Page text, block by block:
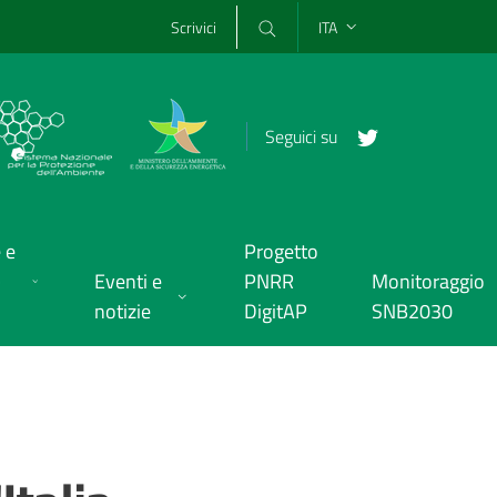
Scrivici ITA
Seguici su
e
Eventi e
notizie
Progetto
PNRR
DigitAP
Monitoraggio
SNB2030